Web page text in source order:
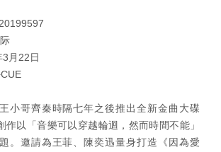
际
月22日
小哥齊秦時隔七年之後推出全新金曲大碟
作以「音樂可以穿越輪迴，然而時間不能」
。邀請為王菲、陳奕迅量身打造《因為愛